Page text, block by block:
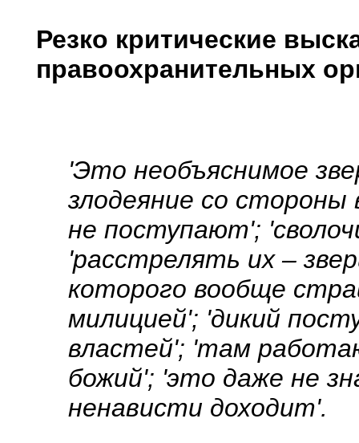
Резко критические
правоохранительных
'Это необъяснимое
злодеяние со
не поступают';
'расстрелять их –
которого вообще
милицией'; 'дикий
властей'; 'там
божий'; 'это даже не
ненависти доходит'.